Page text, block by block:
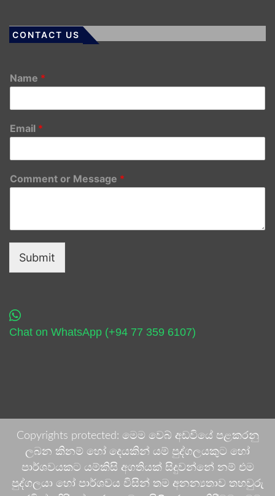
CONTACT US
Name *
Email *
Comment or Message *
Submit
Chat on WhatsApp (+94 77 359 6107)
Copyrights protected: මෙම වෙබ් අඩවියේ පළකරනු
ලබන කිනම් හෝ දෙයකින් යම් පුද්ගලයකුට හෝ
පාර්ශවයකට යම්කිසි අගතියක් සිදුවන්නේ නම් එම
පුද්ගලයා හෝ පාර්ශවය විසින් තම අනන්‍යතාව තහවුරු